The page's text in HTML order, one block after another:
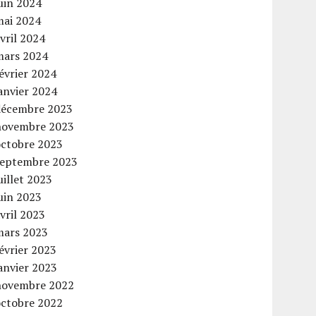
2024
2024
2024
2024
2024
2023
2023
2023
2023
2023
2023
2023
2023
2023
2023
2022
2022